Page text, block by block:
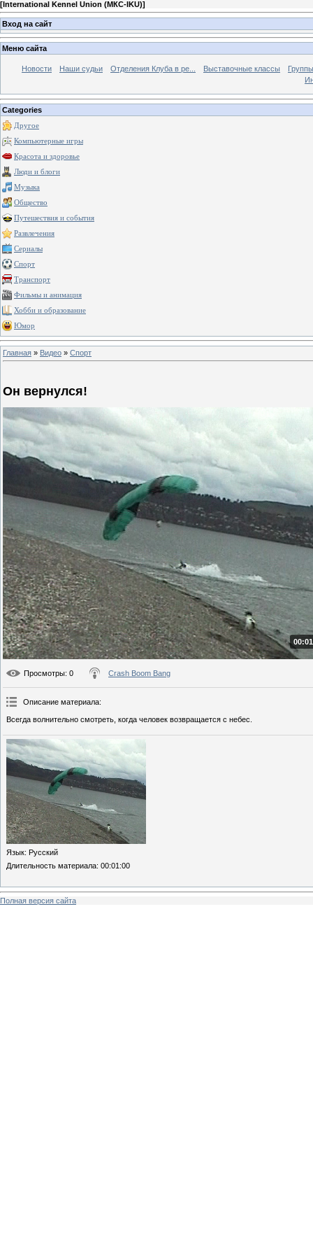
[International Kennel Union (МКС-IKU)]
Вход на сайт
Меню сайта
Новости Наши судьи Отделения Клуба в ре... Выставочные классы
Categories
Другое
Компьютерные игры
Красота и здоровье
Люди и блоги
Музыка
Общество
Путешествия и события
Развлечения
Сериалы
Спорт
Транспорт
Фильмы и анимация
Хобби и образование
Юмор
Главная » Видео » Спорт
Он вернулся!
Просмотры: 0 Crash Boom Bang
Описание материала:
Всегда волнительно смотреть, когда человек возвращается с небес.
Язык: Русский
Длительность материала: 00:01:00
Полная версия сайта